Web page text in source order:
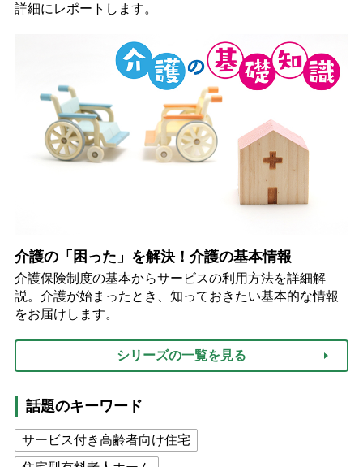
詳細にレポートします。
介護の「困った」を解決！介護の基本情報
介護保険制度の基本からサービスの利用方法を詳細解
説。介護が始まったとき、知っておきたい基本的な情報
をお届けします。
シリーズの一覧を見る
話題のキーワード
サービス付き高齢者向け住宅